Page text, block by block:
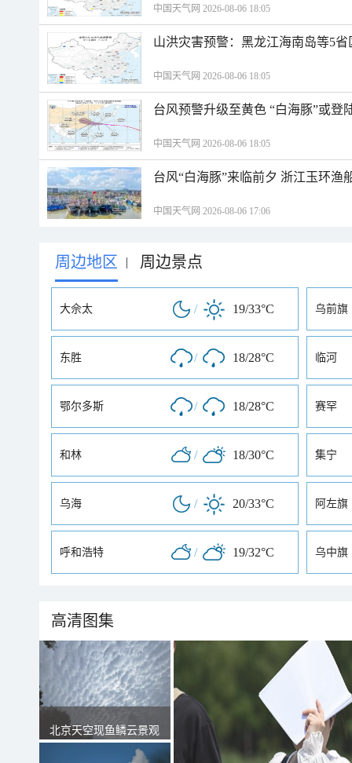
中国天气网 2026-08-06 18:05
山洪灾害预警：黑龙江海南岛等5
中国天气网 2026-08-06 18:05
台风预警升级至黄色 “白海豚”或登
中国天气网 2026-08-06 18:05
台风“白海豚”来临前夕 浙江玉环渔
中国天气网 2026-08-06 17:06
周边地区 | 周边景点
大佘太 / 19/33°C 乌前旗
东胜 / 18/28°C 临河
鄂尔多斯 / 18/28°C 赛罕
和林 / 18/30°C 集宁
乌海 / 20/33°C 阿左旗
呼和浩特 / 19/32°C 乌中旗
高清图集
北京天空现鱼鳞云景观